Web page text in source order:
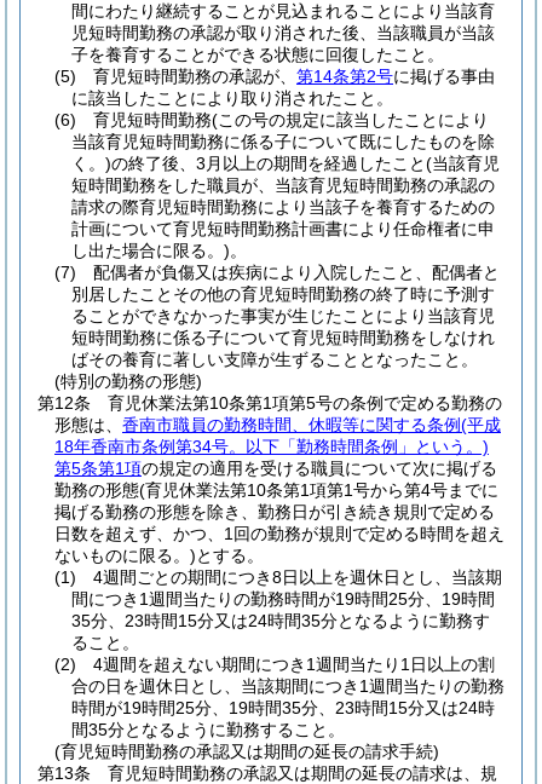
間にわたり継続することが見込まれることにより当該育
児短時間勤務の承認が取り消された後、当該職員が当該
子を養育することができる状態に回復したこと。
(5)
育児短時間勤務の承認が、 第14条第2号に掲げる事由
に該当したことにより取り消されたこと。
(6)
育児短時間勤務(この号の規定に該当したことにより
当該育児短時間勤務に係る子について既にしたものを除
く。)の終了後、3月以上の期間を経過したこと(当該育児
短時間勤務をした職員が、当該育児短時間勤務の承認の
請求の際育児短時間勤務により当該子を養育するための
計画について育児短時間勤務計画書により任命権者に申
し出た場合に限る。)。
(7)
配偶者が負傷又は疾病により入院したこと、配偶者と
別居したことその他の育児短時間勤務の終了時に予測す
ることができなかった事実が生じたことにより当該育児
短時間勤務に係る子について育児短時間勤務をしなけれ
ばその養育に著しい支障が生ずることとなったこと。
(特別の勤務の形態)
第12条
育児休業法第10条第1項第5号の条例で定める勤務の
形態は、 香南市職員の勤務時間、休暇等に関する条例(平成
18年香南市条例第34号。以下「勤務時間条例」という。)
第5条第1項の規定の適用を受ける職員について次に掲げる
勤務の形態(育児休業法第10条第1項第1号から第4号までに
掲げる勤務の形態を除き、勤務日が引き続き規則で定める
日数を超えず、かつ、1回の勤務が規則で定める時間を超え
ないものに限る。)とする。
(1)
4週間ごとの期間につき8日以上を週休日とし、当該期
間につき1週間当たりの勤務時間が19時間25分、19時間
35分、23時間15分又は24時間35分となるように勤務す
ること。
(2)
4週間を超えない期間につき1週間当たり1日以上の割
合の日を週休日とし、当該期間につき1週間当たりの勤務
時間が19時間25分、19時間35分、23時間15分又は24時
間35分となるように勤務すること。
(育児短時間勤務の承認又は期間の延長の請求手続)
第13条
育児短時間勤務の承認又は期間の延長の請求は、規